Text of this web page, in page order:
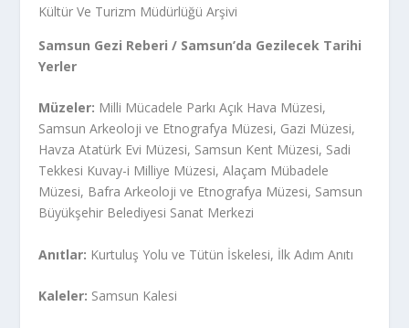
Kültür Ve Turizm Müdürlüğü Arşivi
Samsun Gezi Reberi / Samsun’da Gezilecek Tarihi
Yerler
Müzeler: Milli Mücadele Parkı Açık Hava Müzesi,
Samsun Arkeoloji ve Etnografya Müzesi, Gazi Müzesi,
Havza Atatürk Evi Müzesi, Samsun Kent Müzesi, Sadi
Tekkesi Kuvay-i Milliye Müzesi, Alaçam Mübadele
Müzesi, Bafra Arkeoloji ve Etnografya Müzesi, Samsun
Büyükşehir Belediyesi Sanat Merkezi
Anıtlar: Kurtuluş Yolu ve Tütün İskelesi, İlk Adım Anıtı
Kaleler: Samsun Kalesi